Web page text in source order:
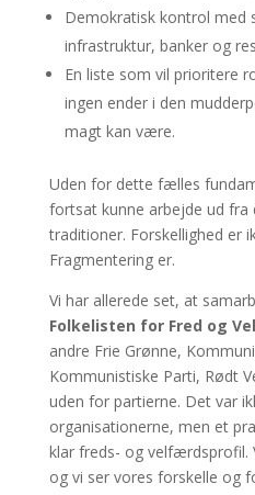
Demokratisk kontrol med
infrastruktur, banker og
En liste som vil prioritere
ingen ender i den
magt kan være.
Uden for dette fælles
fortsat kunne arbejde ud fra
traditioner. Forskellighed er
Fragmentering er.
Vi har allerede set, at
Folkelisten for Fred og
andre Frie Grønne,
Kommunistiske Parti, Rødt
uden for partierne. Det var
organisationerne, men et
klar freds- og
og vi ser vores forskelle og